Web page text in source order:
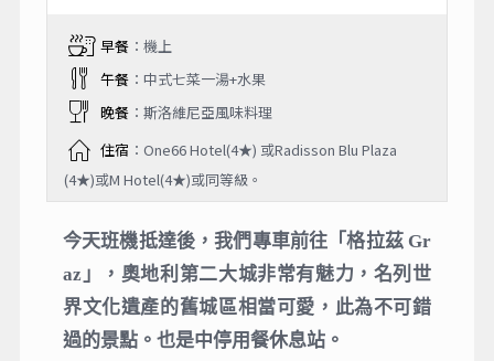
早餐：機上
午餐：中式七菜一湯+水果
晚餐：斯洛維尼亞風味料理
住宿 ：One66 Hotel(4★) 或Radisson Blu Plaza
(4★)或M Hotel(4★)或同等級。
今天班機抵達後，我們專車前往「格拉茲 Gr
az」，奧地利第二大城非常有魅力，名列世
界文化遺產的舊城區相當可愛，此為不可錯
過的景點。也是中停用餐休息站。